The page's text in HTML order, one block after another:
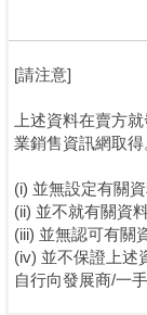
[請注意]
上述資料在賣方
業銷售資訊網取
(i) 並無設定有關
(ii) 並不就有關資
(iii) 並無認可有關
(iv) 並不保證上述
自行向發展商/一